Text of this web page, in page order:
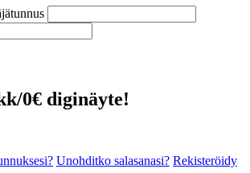
0€ diginäyte!
Unohditko salasanasi? Rekisteröidy